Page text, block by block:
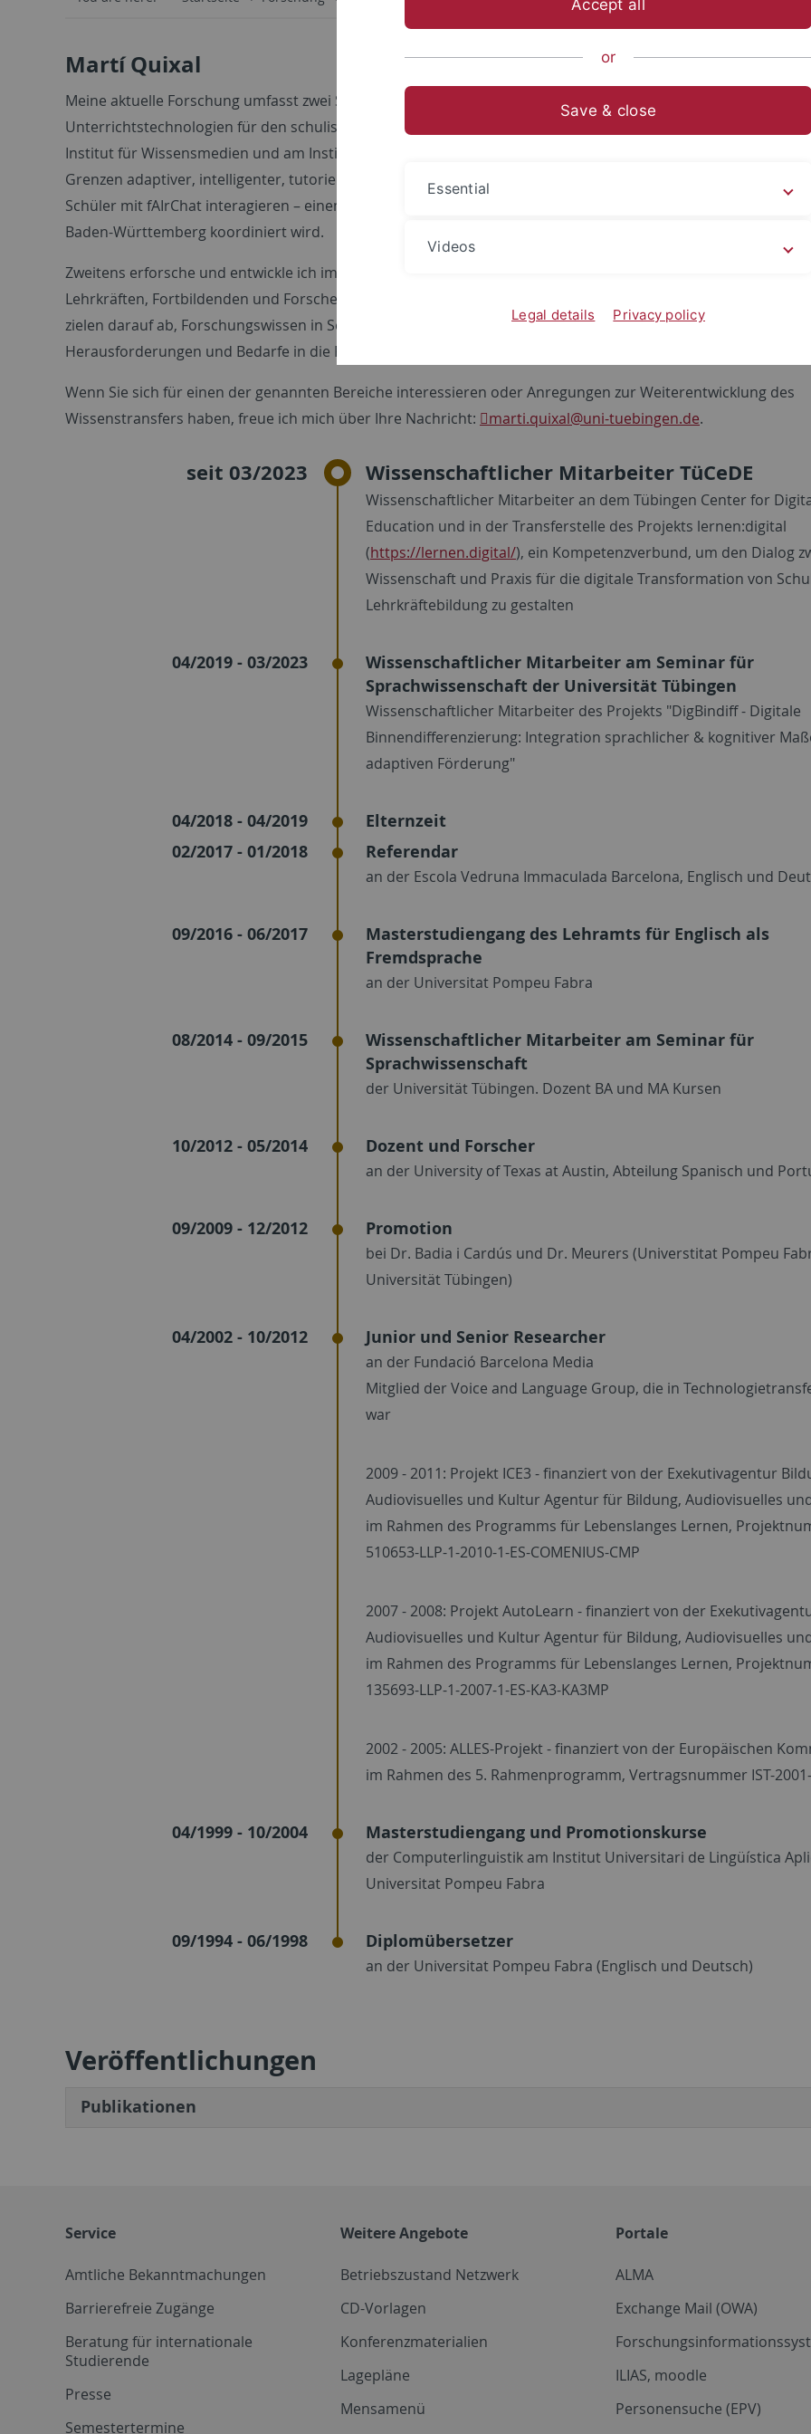
Martí Quixal
Meine aktuelle Forschung umfasst zwei Schwerpunkte. Erstens entwickle und evaluiere ich KI-gestützte
Unterrichtstechnologien für den schulischen Kontext. Gemeinsam mit Kolleginnen und Kollegen am IWM
Institut für Wissensmedien und am Institut für Psychologie der Universität Tübingen untersuche ich die
Grenzen adaptiver, intelligenter, tutorieller Systeme. Außerdem analysiere ich, wie Lehrkräfte sowie
Schüler mit fAIrChat interagieren – einem Chatbot-Projekt, das vom Zentrum für Schulqualität und
Baden-Württemberg koordiniert wird.
Zweitens erforsche und entwickle ich im Projekt lernen:digital alternative Strategien, um die Bedürfnisse von
Lehrkräften, Fortbildenden und Forschenden zu erheben – als Grundlage ko-konstruktiver Transferaktivitäten.
zielen darauf ab, Forschungswissen in Schulen und Weiterbildung zu mobilisieren und zugleich pädagogische
Herausforderungen und Bedarfe in die Forschung zurückzuspielen, um künftige Forschungsrichtungen
Wenn Sie sich für einen der genannten Bereiche interessieren oder Anregungen zur Weiterentwicklung des
Wissenstransfers haben, freue ich mich über Ihre Nachricht:
marti.quixal@uni-tuebingen.de.
seit 03/2023 Wissenschaftlicher Mitarbeiter TüCeDE
Wissenschaftlicher Mitarbeiter an dem Tübingen Center for
Education und in der Transferstelle des Projekts lernen:digital
(https://lernen.digital/), ein Kompetenzverbund, um den Dialog
Wissenschaft und Praxis für die digitale Transformation von
Lehrkräftebildung zu gestalten
04/2019 - 03/2023
Wissenschaftlicher Mitarbeiter am Seminar für
Sprachwissenschaft der Universität Tübingen
Wissenschaftlicher Mitarbeiter des Projekts "DigBindiff - Digitale
Binnendifferenzierung: Integration sprachlicher & kognitiver
adaptiven Förderung"
04/2018 - 04/2019
Elternzeit
02/2017 - 01/2018
Referendar
an der Escola Vedruna Immaculada Barcelona, Englisch und
09/2016 - 06/2017
Masterstudiengang des Lehramts für Englisch als
Fremdsprache
an der Universitat Pompeu Fabra
08/2014 - 09/2015
Wissenschaftlicher Mitarbeiter am Seminar für
Sprachwissenschaft
der Universität Tübingen. Dozent BA und MA Kursen
10/2012 - 05/2014 Dozent und Forscher
an der University of Texas at Austin, Abteilung Spanisch und
09/2009 - 12/2012 Promotion
bei Dr. Badia i Cardús und Dr. Meurers (Universtitat Pompeu
Universität Tübingen)
04/2002 - 10/2012 Junior und Senior Researcher
an der Fundació Barcelona Media
Mitglied der Voice and Language Group, die in
war
2009 - 2011: Projekt ICE3 - finanziert von der Exekutivagentur
Audiovisuelles und Kultur Agentur für Bildung, Audiovisuelles
im Rahmen des Programms für Lebenslanges Lernen,
510653-LLP-1-2010-1-ES-COMENIUS-CMP
2007 - 2008: Projekt AutoLearn - finanziert von der
Audiovisuelles und Kultur Agentur für Bildung, Audiovisuelles
im Rahmen des Programms für Lebenslanges Lernen,
135693-LLP-1-2007-1-ES-KA3-KA3MP
2002 - 2005: ALLES-Projekt - finanziert von der Europäischen
im Rahmen des 5. Rahmenprogramm, Vertragsnummer IST-
04/1999 - 10/2004 Masterstudiengang und Promotionskurse
der Computerlinguistik am Institut Universitari de Lingüística
Universitat Pompeu Fabra
09/1994 - 06/1998 Diplomübersetzer
an der Universitat Pompeu Fabra (Englisch und Deutsch)
Veröffentlichungen
Publikationen
Service
Amtliche Bekanntmachungen
Barrierefreie Zugänge
Beratung für internationale
Studierende
Presse
Semestertermine
Weitere Angebote
Betriebszustand Netzwerk
CD-Vorlagen
Konferenzmaterialien
Lagepläne
Mensamenü
Portale
ALMA
Exchange Mail (OWA)
ILIAS, moodle
Personensuche (EPV)
Accept all
or
Save & close
Essential
Videos
Legal details Privacy policy